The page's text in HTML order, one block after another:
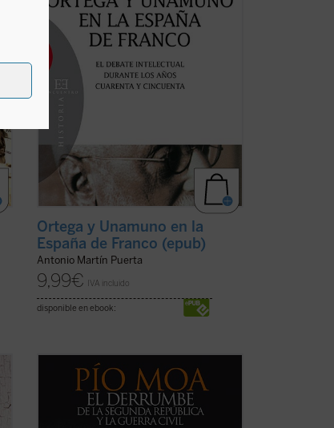
acabarían en ...(ver ficha)
Ortega y Unamuno en la
España de Franco (epub)
Antonio Martín Puerta
9,99€ IVA incluido
disponible en ebook:
¿Llegó la Guerra Civil española por una
amenaza fascista a la que se vio obligada
a resistir la izquierda, o por un peligro
revolucionario que la derecha hubo de